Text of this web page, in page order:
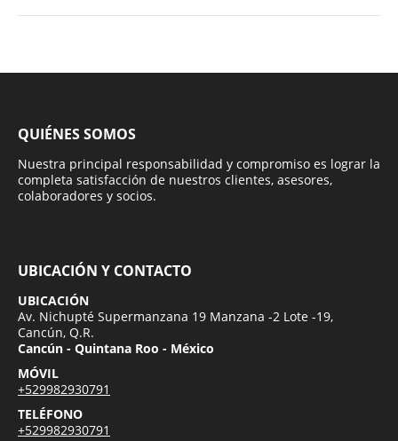
QUIÉNES SOMOS
Nuestra principal responsabilidad y compromiso es lograr la
completa satisfacción de nuestros clientes, asesores,
colaboradores y socios.
UBICACIÓN Y CONTACTO
UBICACIÓN
Av. Nichupté Supermanzana 19 Manzana -2 Lote -19,
Cancún, Q.R.
Cancún - Quintana Roo - México
MÓVIL
+529982930791
TELÉFONO
+529982930791